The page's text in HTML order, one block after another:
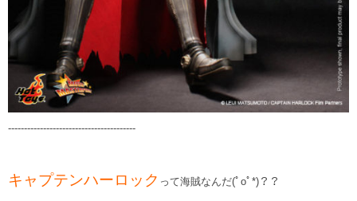
----------------------------------------
キャプテンハーロック って海賊なんだ(ﾟoﾟ*)？？